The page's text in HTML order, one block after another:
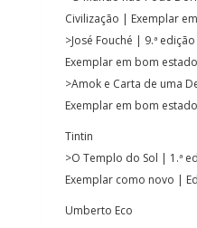
Civilização | Exemplar
>José Fouché | 9.ª
Exemplar em bom estado
>Amok e Carta de uma
Exemplar em bom estado
Tintin
>O Templo do Sol | 1.ª
Exemplar como novo |
Umberto Eco